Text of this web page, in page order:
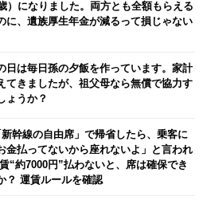
）になりました。両方とも全額もらえる
に、遺族厚生年金が減るって損じゃない
日は毎日孫の夕飯を作っています。家計
てきましたが、祖父母なら無償で協力す
ょうか？
幹線の自由席」で帰省したら、乗客に
金払ってないから座れないよ」と言われ
“約7000円”払わないと、席は確保でき
？ 運賃ルールを確認